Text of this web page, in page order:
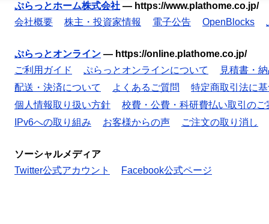
ぷらっとホーム株式会社 — https://www.plathome.co.jp/
会社概要
株主・投資家情報 電子公告 OpenBlocks
ぷらっとオンライン — https://online.plathome.co.jp/
ご利用ガイド
ぷらっとオンラインについて
見積書・
配送・決済について
よくあるご質問
特定商取引法に
個人情報取り扱い方針
校費・公費・科研費払い取引のご
IPv6への取り組み
お客様からの声 ご注文の取り消し
ソーシャルメディア
Twitter公式アカウント
Facebook公式ページ